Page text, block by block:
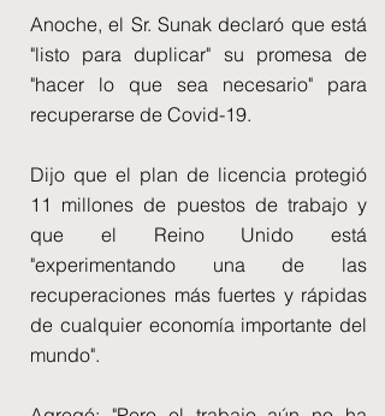
Anoche, el Sr. Sunak declaró que está
"listo para duplicar" su promesa de
"hacer lo que sea necesario" para
recuperarse de Covid-19.
Dijo que el plan de licencia protegió
11 millones de puestos de trabajo y
que el Reino Unido está
"experimentando una de las
recuperaciones más fuertes y rápidas
de cualquier economía importante del
mundo".